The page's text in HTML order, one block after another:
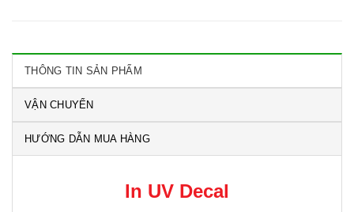
THÔNG TIN SẢN PHẨM
VẬN CHUYỂN
HƯỚNG DẪN MUA HÀNG
In UV Decal